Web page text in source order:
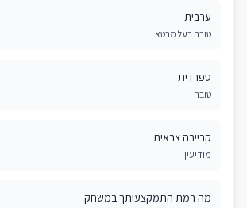
ערבית
טובה בעל מבטא
ספרדית
טובה
קריירה צבאית
מודיעין
מה רמת התמקצעותך במשחק